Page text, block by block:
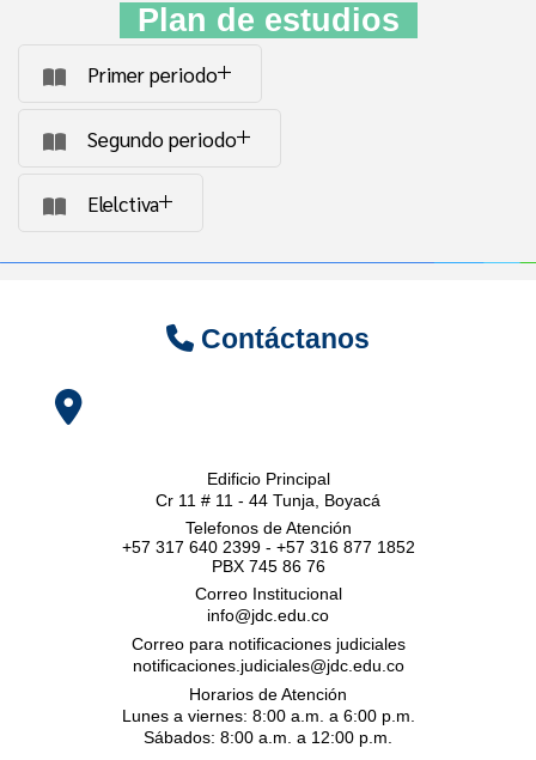
Plan de estudios
Primer periodo
Segundo periodo
Elelctiva
Contáctanos
Edificio Principal
Cr 11 # 11 - 44 Tunja, Boyacá
Telefonos de Atención
+57 317 640 2399 - +57 316 877 1852
PBX 745 86 76
Correo Institucional
info@jdc.edu.co
Correo para notificaciones judiciales
notificaciones.judiciales@jdc.edu.co
Horarios de Atención
Lunes a viernes: 8:00 a.m. a 6:00 p.m.
Sábados: 8:00 a.m. a 12:00 p.m.